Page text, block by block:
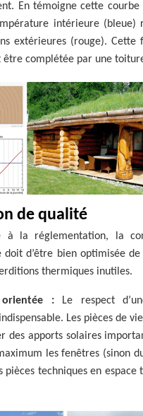
En témoigne cette courbe
intérieure (bleue)
extérieures (rouge). Cette
être complétée par une
de qualité
à la réglementation, la
doit d’être bien optimisée
thermiques inutiles.
:Le respect
Les pièces de
des apports solaires
les fenêtres (sinon
pièces techniques en espace